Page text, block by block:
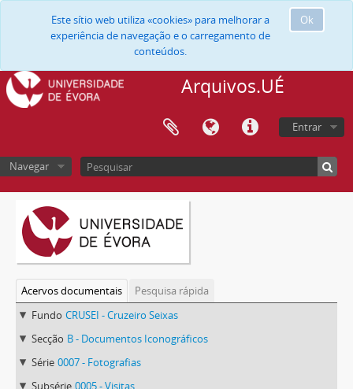
Ok
Este sítio web utiliza «cookies» para melhorar a
experiência de navegação e o carregamento de
conteúdos.
Arquivos.UÉ
Entrar
Navegar
Acervos documentais
Pesquisa rápida
Fundo CRUSEI - Cruzeiro Seixas
Secção B - Documentos Iconográficos
Série 0007 - Fotografias
Subsérie 0005 - Visitas